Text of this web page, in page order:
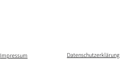
Impressum Datenschutzerklärung